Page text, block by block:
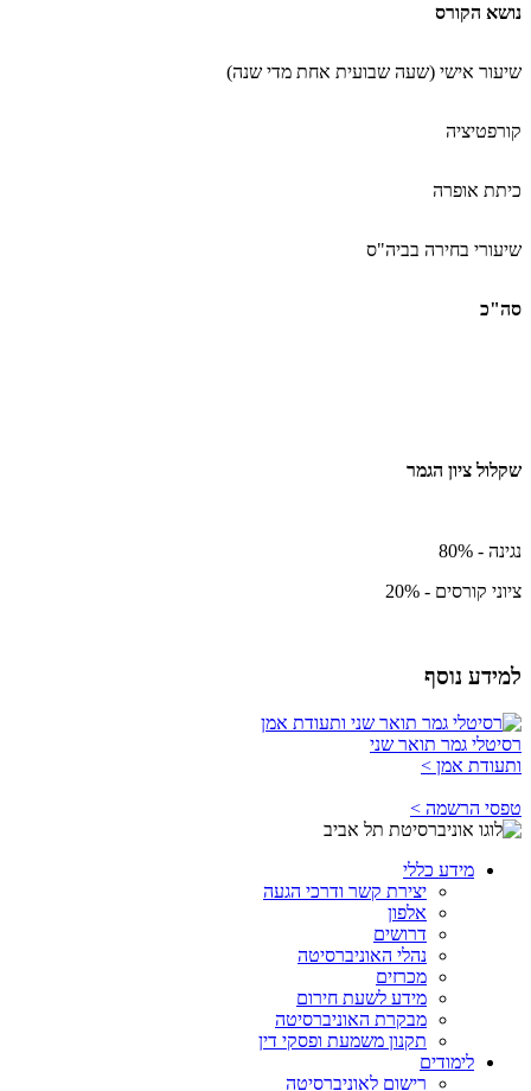
נושא הקורס
שיעור אישי (שעה שבועית אחת מדי שנה)
קורפטיציה
כיתת אופרה
שיעורי בחירה בביה"ס
סה"כ
שקלול ציון הגמר
נגינה - 80%
ציוני קורסים - 20%
למידע נוסף
רסיטלי גמר תואר שני
ותעודת אמן >
טפסי הרשמה >
מידע כללי
יצירת קשר ודרכי הגעה
אלפון
דרושים
נהלי האוניברסיטה
מכרזים
מידע לשעת חירום
מבקרת האוניברסיטה
תקנון משמעת ופסקי דין
לימודים
רישום לאוניברסיטה